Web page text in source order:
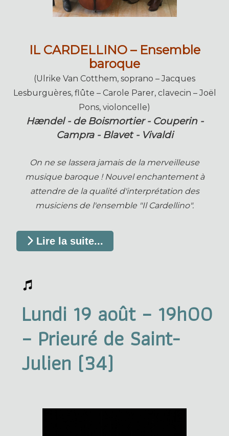
IL CARDELLINO – Ensemble
baroque
(Ulrike Van Cotthem, soprano – Jacques
Lesburguères, flûte – Carole Parer, clavecin – Joël
Pons, violoncelle)
Hændel - de Boismortier - Couperin -
Campra - Blavet - Vivaldi
On ne se lassera jamais de la merveilleuse
musique baroque ! Nouvel enchantement à
attendre de la qualité d'interprétation des
musiciens de l'ensemble "Il Cardellino".
Lire la suite...
Lundi 19 août – 19h00
– Prieuré de Saint-
Julien (34)